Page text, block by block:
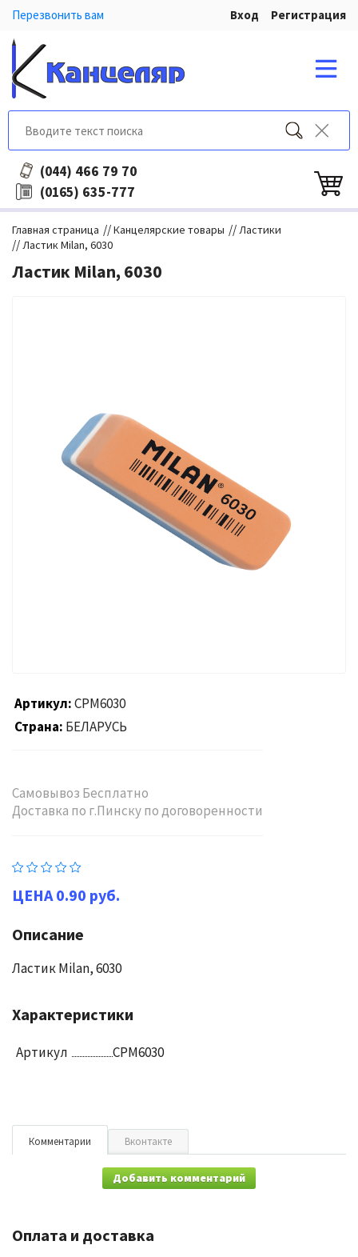
Перезвонить вам Вход Регистрация
(044) 466 79 70
(0165) 635-777
Главная страница //Канцелярские товары //Ластики
//Ластик Milan, 6030
Ластик Milan, 6030
Артикул CPM6030
Страна БЕЛАРУСЬ
Самовывоз Бесплатно
Доставка по г.Пинску по договоренности
0.90 руб.
Описание
Ластик Milan, 6030
Характеристики
Артикул CPM6030
Комментарии Вконтакте
Добавить комментарий
Оплата и доставка